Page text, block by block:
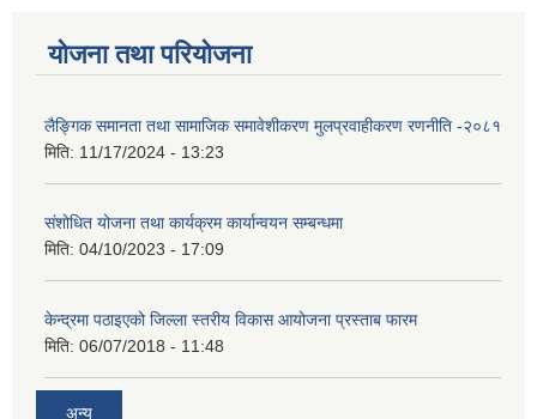
योजना तथा परियोजना
लैङ्गिक समानता तथा सामाजिक समावेशीकरण मुलप्रवाहीकरण रणनीति -२०८१
मिति: 11/17/2024 - 13:23
संशोधित योजना तथा कार्यक्रम कार्यान्वयन सम्बन्धमा
मिति: 04/10/2023 - 17:09
केन्द्रमा पठाइएको जिल्ला स्तरीय विकास आयोजना प्रस्ताब फारम
मिति: 06/07/2018 - 11:48
अन्य